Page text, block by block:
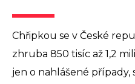
Chřipkou se v České
zhruba 850 tisíc až 1,2
jen o nahlášené